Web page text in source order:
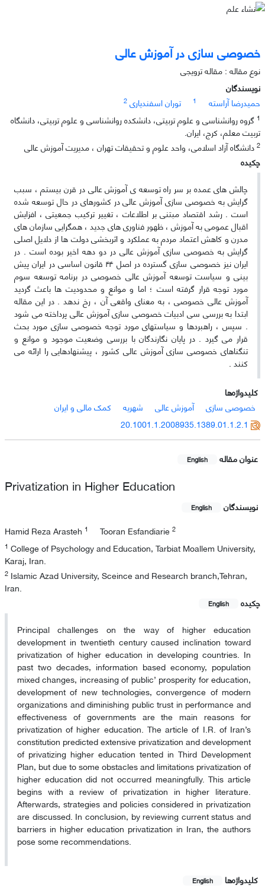
خصوصى سازى در آموزش عالى
نوع مقاله : مقاله ترویجی
نویسندگان
حمیدرضا آراسته
1 توران اسفندیاری 2
1 گروه روانشناسى و علوم تربیتى، دانشکده روانشناسى و علوم تربیتى، دانشگاه
تربیت معلم، کرج، ایران.
2 دانشگاه آزاد اسلامی، واحد علوم و تحقیقات تهران ، مدیریت آموزش عالی
چکیده
چالش های عمده بر سر راه توسعه ی آموزش عالی در قرن بیستم ، سبب
گرایش به خصوصی سازی آموزش عالی در کشورهای در حال توسعه شده
است . رشد اقتصاد مبتنی بر اطلاعات ، تغییر ترکیب جمعیتی ، افزایش
اقبال عمومی به آموزش ، ظهور فناوری های جدید ، همگرایی سازمان های
مدرن و کاهش اعتماد مردم به عملکرد و اثربخشی دولت ها از دلایل اصلی
گرایش به خصوصی سازی آموزش عالی در دو دهه اخیر بوده است . در
ایران نیز خصوصی سازی گسترده در اصل ۴۴ قانون اساسی در ایران پیش
بینی و سیاست توسعه آموزش عالی خصوصی در برنامه توسعه سوم
مورد توجه قرار گرفته است ؛ اما و موانع و محدودیت ها باعث گردید
آموزش عالی خصوصی ، به معنای واقعی آن ، رخ ندهد . در این مقاله
ابتدا به بررسی سی ادبیات خصوصی سازی آموزش عالی پرداخته می شود
. سپس ، راهبردها و سیاستهای مورد توجه خصوصی سازی مورد بحث
قرار می گیرد . در پایان نگارندگان با بررسی وضعیت موجود و موانع و
تنگناهای خصوصی سازی آموزش عالی کشور ، پیشنهادهایی را ارائه می
کنند .
کلیدواژه‌ها
خصوصی سازی
آموزش عالی شهریه
کمک مالی و ایران
20.1001.1.2008935.1389.01.1.2.1
عنوان مقاله English
Privatization in Higher Education
نویسندگان English
Hamid Reza Arasteh 1 Tooran Esfandiarie 2
1 College of Psychology and Education, Tarbiat Moallem University,
Karaj, Iran.
2 Islamic Azad University, Sceince and Research branch,Tehran,
Iran.
چکیده
English
Principal challenges on the way of higher education
development in twentieth century caused inclination toward
privatization of higher education in developing countries. In
past two decades, information based economy, population
mixed changes, increasing of public’ prosperity for education,
development of new technologies, convergence of modern
organizations and diminishing public trust in performance and
effectiveness of governments are the main reasons for
privatization of higher education. The article of I.R. of Iran’s
constitution predicted extensive privatization and development
of privatizing higher education tented in Third Development
Plan, but due to some obstacles and limitations privatization of
higher education did not occurred meaningfully. This article
begins with a review of privatization in higher literature.
Afterwards, strategies and policies considered in privatization
are discussed. In conclusion, by reviewing current status and
barriers in higher education privatization in Iran, the authors
pose some recommendations.
کلیدواژه‌ها English